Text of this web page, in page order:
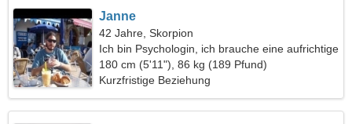
Janne
42 Jahre, Skorpion
Ich bin Psychologin, ich brauche eine aufrichtige
Frau
180 cm (5'11"), 86 kg (189 Pfund)
Kurzfristige Beziehung